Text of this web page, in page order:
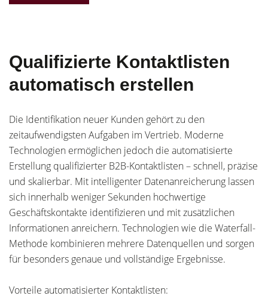
Qualifizierte Kontaktlisten
automatisch erstellen
Die Identifikation neuer Kunden gehört zu den
zeitaufwendigsten Aufgaben im Vertrieb. Moderne
Technologien ermöglichen jedoch die automatisierte
Erstellung qualifizierter B2B-Kontaktlisten – schnell, präzise
und skalierbar. Mit intelligenter Datenanreicherung lassen
sich innerhalb weniger Sekunden hochwertige
Geschäftskontakte identifizieren und mit zusätzlichen
Informationen anreichern. Technologien wie die Waterfall-
Methode kombinieren mehrere Datenquellen und sorgen
für besonders genaue und vollständige Ergebnisse.
Vorteile automatisierter Kontaktlisten: